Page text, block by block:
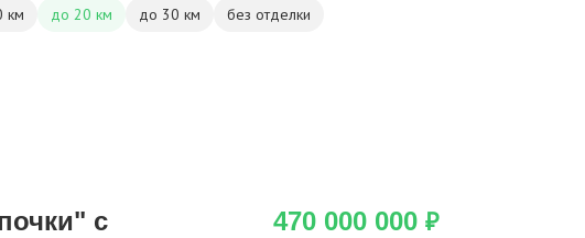
км до 20 км до 30 км
без отделки
с
470 000 000 ₽